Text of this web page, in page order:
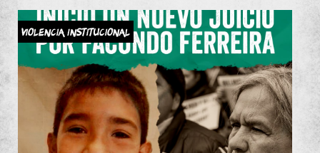
Violencia Institucional